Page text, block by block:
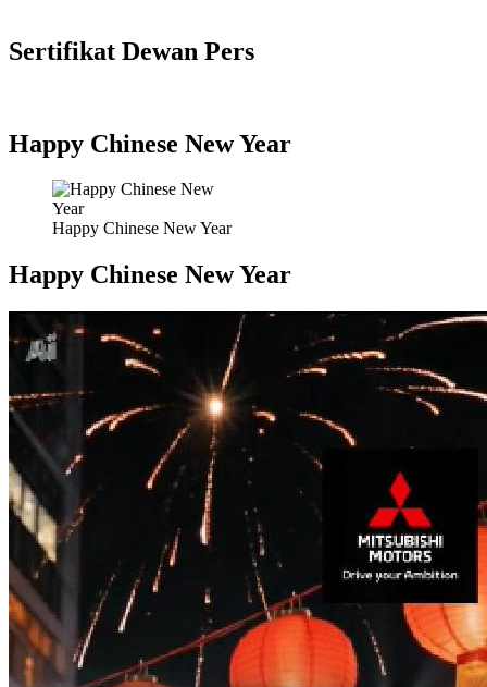
Sertifikat Dewan Pers
Happy Chinese New Year
Happy Chinese New Year
Happy Chinese New Year